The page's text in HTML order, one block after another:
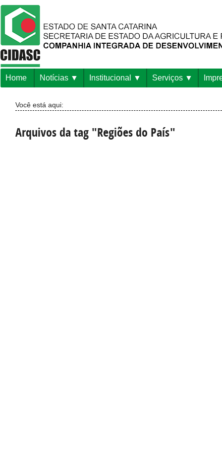
Home Notícias Institucional Serviços
Você está aqui:
Arquivos da tag "Regiões do País"